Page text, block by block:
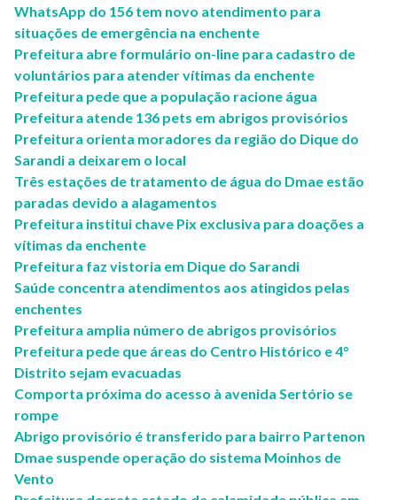
WhatsApp do 156 tem novo atendimento para
situações de emergência na enchente
Prefeitura abre formulário on-line para cadastro de
voluntários para atender vítimas da enchente
Prefeitura pede que a população racione água
Prefeitura atende 136 pets em abrigos provisórios
Prefeitura orienta moradores da região do Dique do
Sarandi a deixarem o local
Três estações de tratamento de água do Dmae estão
paradas devido a alagamentos
Prefeitura institui chave Pix exclusiva para doações a
vítimas da enchente
Prefeitura faz vistoria em Dique do Sarandi
Saúde concentra atendimentos aos atingidos pelas
enchentes
Prefeitura amplia número de abrigos provisórios
Prefeitura pede que áreas do Centro Histórico e 4°
Distrito sejam evacuadas
Comporta próxima do acesso à avenida Sertório se
rompe
Abrigo provisório é transferido para bairro Partenon
Dmae suspende operação do sistema Moinhos de
Vento